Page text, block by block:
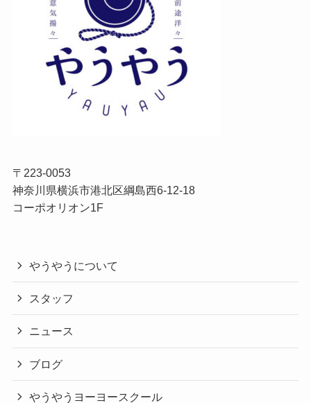
〒223-0053
神奈川県横浜市港北区綱島西6-12-18
コーポオリオン1F
やうやうについて
スタッフ
ニュース
ブログ
やうやうヨーヨースクール